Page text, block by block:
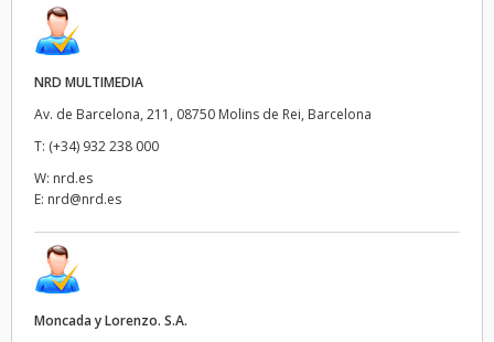
NRD MULTIMEDIA
Av. de Barcelona, 211, 08750 Molins de Rei, Barcelona
T: (+34) 932 238 000
W: nrd.es
E: nrd@nrd.es
Moncada y Lorenzo. S.A.